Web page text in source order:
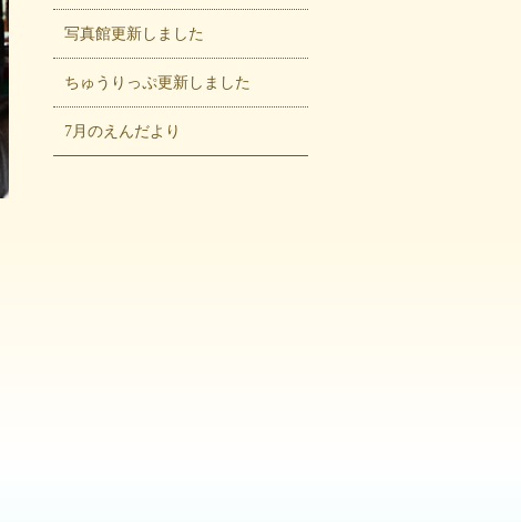
写真館更新しました
ちゅうりっぷ更新しました
7月のえんだより